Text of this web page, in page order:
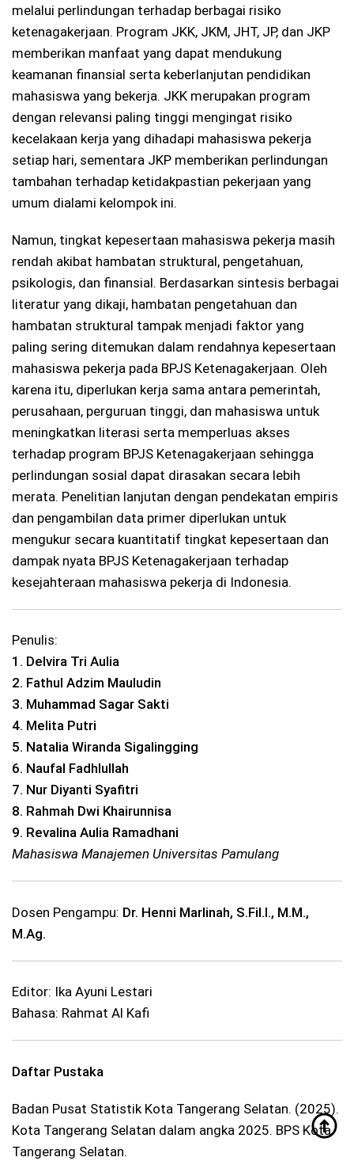
melalui perlindungan terhadap berbagai risiko
ketenagakerjaan. Program JKK, JKM, JHT, JP, dan JKP
memberikan manfaat yang dapat mendukung
keamanan finansial serta keberlanjutan pendidikan
mahasiswa yang bekerja. JKK merupakan program
dengan relevansi paling tinggi mengingat risiko
kecelakaan kerja yang dihadapi mahasiswa pekerja
setiap hari, sementara JKP memberikan perlindungan
tambahan terhadap ketidakpastian pekerjaan yang
umum dialami kelompok ini.
Namun, tingkat kepesertaan mahasiswa pekerja masih
rendah akibat hambatan struktural, pengetahuan,
psikologis, dan finansial. Berdasarkan sintesis berbagai
literatur yang dikaji, hambatan pengetahuan dan
hambatan struktural tampak menjadi faktor yang
paling sering ditemukan dalam rendahnya kepesertaan
mahasiswa pekerja pada BPJS Ketenagakerjaan. Oleh
karena itu, diperlukan kerja sama antara pemerintah,
perusahaan, perguruan tinggi, dan mahasiswa untuk
meningkatkan literasi serta memperluas akses
terhadap program BPJS Ketenagakerjaan sehingga
perlindungan sosial dapat dirasakan secara lebih
merata. Penelitian lanjutan dengan pendekatan empiris
dan pengambilan data primer diperlukan untuk
mengukur secara kuantitatif tingkat kepesertaan dan
dampak nyata BPJS Ketenagakerjaan terhadap
kesejahteraan mahasiswa pekerja di Indonesia.
Penulis:
1. Delvira Tri Aulia
2. Fathul Adzim Mauludin
3. Muhammad Sagar Sakti
4. Melita Putri
5. Natalia Wiranda Sigalingging
6. Naufal Fadhlullah
7. Nur Diyanti Syafitri
8. Rahmah Dwi Khairunnisa
9. Revalina Aulia Ramadhani
Mahasiswa Manajemen Universitas Pamulang
Dosen Pengampu: Dr. Henni Marlinah, S.Fil.I., M.M.,
M.Ag.
Editor: Ika Ayuni Lestari
Bahasa: Rahmat Al Kafi
Daftar Pustaka
Badan Pusat Statistik Kota Tangerang Selatan. (2025).
Kota Tangerang Selatan dalam angka 2025. BPS Kota
Tangerang Selatan.